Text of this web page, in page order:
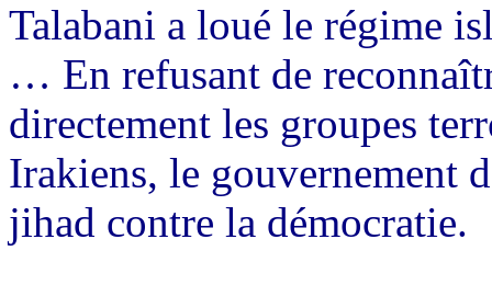
Talabani a loué le régime
… En refusant de
directement les groupes
Irakiens, le gouvernement
jihad contre la démocratie.